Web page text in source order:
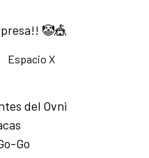
🤡🎪
Espacio X
del Ovni
Go